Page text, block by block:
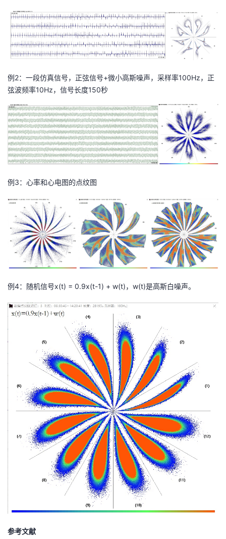
例2：一段仿真信号，正弦信号+微小高斯噪声，采样率100Hz，正
弦波频率10Hz，信号长度150秒
例3：心率和心电图的点纹图
例4：随机信号x(t) = 0.9x(t-1) + w(t)，w(t)是高斯白噪声。
参考文献